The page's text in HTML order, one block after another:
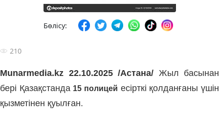
Бөлісу:
210
Munarmedia.kz 22.10.2025 /Астана/ Жыл басынан
бері Қазақстанда 15 полицей есірткі қолданғаны үшін
қызметінен қуылған.